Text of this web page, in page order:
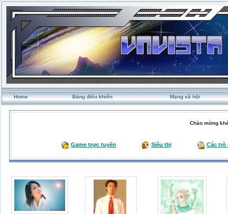
Home Bảng điều khiển Mạng xã hội
Chào mừng
Game trực tuyến Siêu thị Các trò